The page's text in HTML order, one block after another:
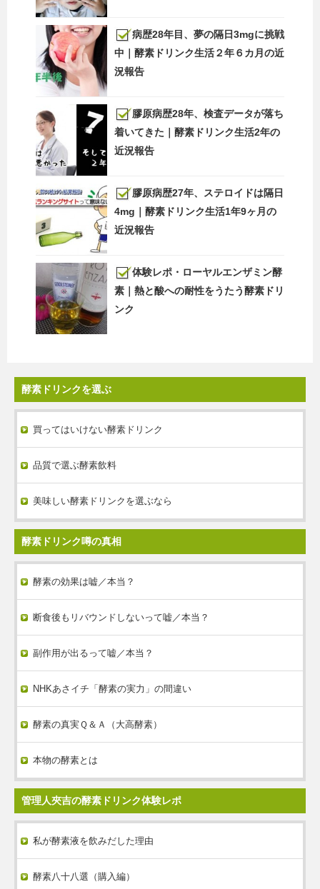
病歴28年目、夢の隔日3mgに挑戦
中｜酵素ドリンク生活２年６カ月の近
況報告
膠原病歴28年、検査データが落ち
着いてきた｜酵素ドリンク生活2年の
近況報告
膠原病歴27年、ステロイドは隔日
4mg｜酵素ドリンク生活1年9ヶ月の
近況報告
体験レポ・ローヤルエンザミン酵
素｜熱と酸への耐性をうたう酵素ドリ
ンク
酵素ドリンクを選ぶ
買ってはいけない酵素ドリンク
品質で選ぶ酵素飲料
美味しい酵素ドリンクを選ぶなら
酵素ドリンク噂の真相
酵素の効果は嘘／本当？
断食後もリバウンドしないって嘘／本当？
副作用が出るって嘘／本当？
NHKあさイチ「酵素の実力」の間違い
酵素の真実Ｑ＆Ａ（大高酵素）
本物の酵素とは
管理人夾吉の酵素ドリンク体験レポ
私が酵素液を飲みだした理由
酵素八十八選（購入編）